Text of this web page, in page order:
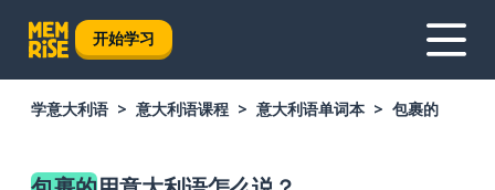
开始学习
学意大利语 意大利语课程 意大利语单词本 包裹的